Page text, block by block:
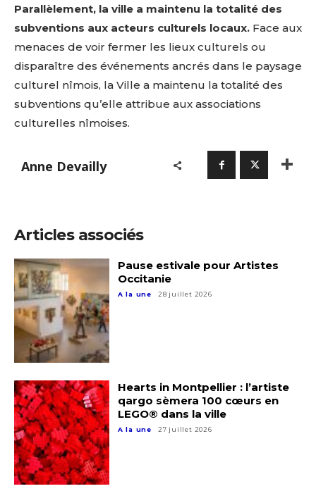
Parallèlement, la ville a maintenu la totalité des
subventions aux acteurs culturels locaux. Face aux
menaces de voir fermer les lieux culturels ou
disparaître des événements ancrés dans le paysage
culturel nîmois, la Ville a maintenu la totalité des
subventions qu’elle attribue aux associations
culturelles nîmoises.
Anne Devailly
Articles associés
Pause estivale pour Artistes
Occitanie
A la une 28 juillet 2026
Hearts in Montpellier : l’artiste
qargo sèmera 100 cœurs en
LEGO® dans la ville
A la une 27 juillet 2026